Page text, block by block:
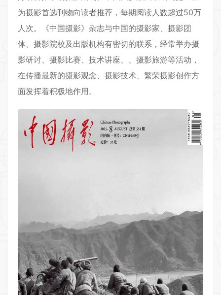
为摄影首选刊物向读者推荐，每期阅读人数超过50万
人次。《中国摄影》杂志与中国的摄影家、摄影团
体、摄影院校及出版机构有密切的联系，经常举办摄
影研讨、摄影比赛、技术讲座、、摄影旅游等活动，
在传播最新的摄影观念、摄影技术、繁荣摄影创作方
面发挥着积极地作用。